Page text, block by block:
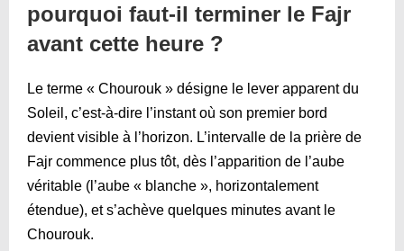
pourquoi faut-il terminer le Fajr
avant cette heure ?
Le terme « Chourouk » désigne le lever apparent du
Soleil, c’est-à-dire l’instant où son premier bord
devient visible à l’horizon. L’intervalle de la prière de
Fajr commence plus tôt, dès l’apparition de l’aube
véritable (l’aube « blanche », horizontalement
étendue), et s’achève quelques minutes avant le
Chourouk.